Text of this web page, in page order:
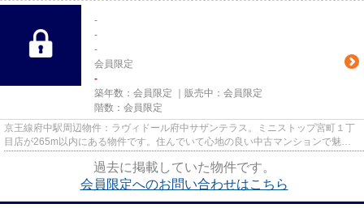
-
-
-
会員限定
-
築年数： 会員限定 ｜販売中： 会員限定
階数： 会員限定
京王線府中駅周辺物件：ラヴィドール府中サザンテラス。ミニストップ宮町１丁
目店が265m以内にある物件です。住んでいて心地の良い中古マンションで魅力
過去に掲載していた物件です。
会員限定へのお問い合わせはこちら